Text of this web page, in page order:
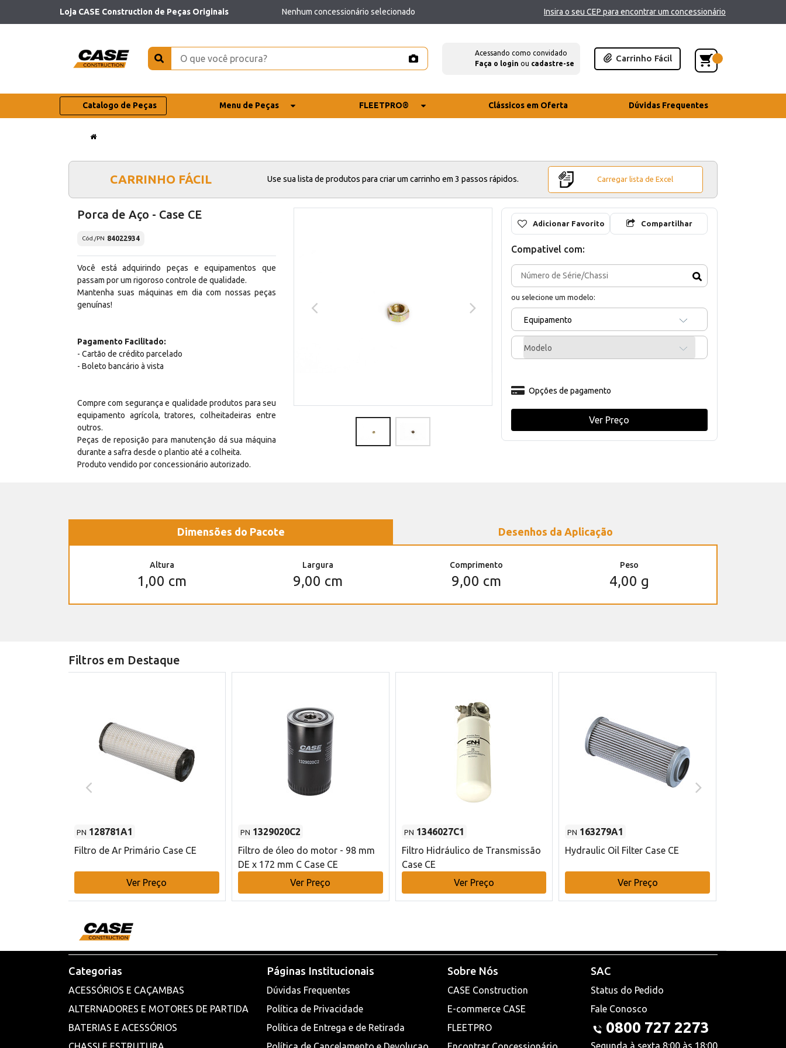
Loja CASE Construction de Peças Originais Nenhum concessionário selecionado Insira o seu CEP para encontrar um concessionário
Acessando como convidado
Faça o login ou cadastre-se
Carrinho Fácil
Catalogo de Peças Menu de Peças FLEETPRO® Clássicos em Oferta Dúvidas Frequentes
CARRINHO FÁCIL Use sua lista de produtos para criar um carrinho em 3 passos rápidos. Carregar lista de Excel
Porca de Aço - Case CE
Cód./PN 84022934
Você está adquirindo peças e equipamentos que
passam por um rigoroso controle de qualidade.
Mantenha suas máquinas em dia com nossas peças
genuínas!
Pagamento Facilitado:
- Cartão de crédito parcelado
- Boleto bancário à vista
Compre com segurança e qualidade produtos para seu
equipamento agrícola, tratores, colheitadeiras entre
outros.
Peças de reposição para manutenção dá sua máquina
durante a safra desde o plantio até a colheita.
Produto vendido por concessionário autorizado.
Adicionar Favorito Compartilhar
Compativel com:
ou selecione um modelo:
Equipamento
Modelo
Opções de pagamento
Ver Preço
Dimensões do Pacote Desenhos da Aplicação
Altura
1,00 cm
Largura
9,00 cm
Comprimento
9,00 cm
Peso
4,00 g
Filtros em Destaque
PN 128781A1
Filtro de Ar Primário Case CE
Ver Preço
PN 1329020C2
Filtro de óleo do motor - 98 mm
DE x 172 mm C Case CE
Ver Preço
PN 1346027C1
Filtro Hidráulico de Transmissão
Case CE
Ver Preço
PN 163279A1
Hydraulic Oil Filter Case CE
Ver Preço
Categorias
ACESSÓRIOS E CAÇAMBAS
ALTERNADORES E MOTORES DE PARTIDA
BATERIAS E ACESSÓRIOS
Páginas Institucionais
Dúvidas Frequentes
Política de Privacidade
Política de Entrega e de Retirada
Sobre Nós
CASE Construction
E-commerce CASE
FLEETPRO
SAC
Status do Pedido
Fale Conosco
0800 727 2273
Segunda à sexta 8:00 às 18:00